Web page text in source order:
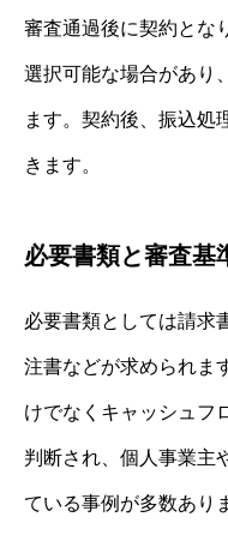
審査通過後に契約とな
選択可能な場合があり
ます。契約後、振込処
きます。
必要書類と審査基
必要書類としては請求
注書などが求められま
けでなくキャッシュフ
判断され、個人事業主
ている事例が多数あり